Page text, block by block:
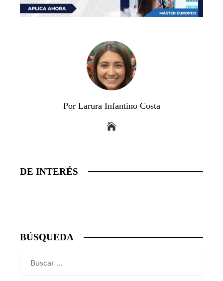
Por Larura Infantino Costa
DE INTERÉS
BÚSQUEDA